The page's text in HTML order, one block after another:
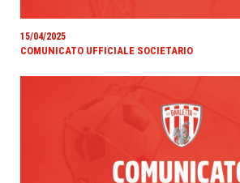
15/04/2025
COMUNICATO UFFICIALE SOCIETARIO